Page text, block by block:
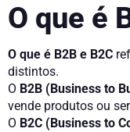
O que é
O que é B2B e B2C
distintos.
O B2B (Business to
vende produtos ou
O B2C (Business to